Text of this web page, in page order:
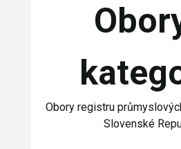
Obory registru
Slovenské